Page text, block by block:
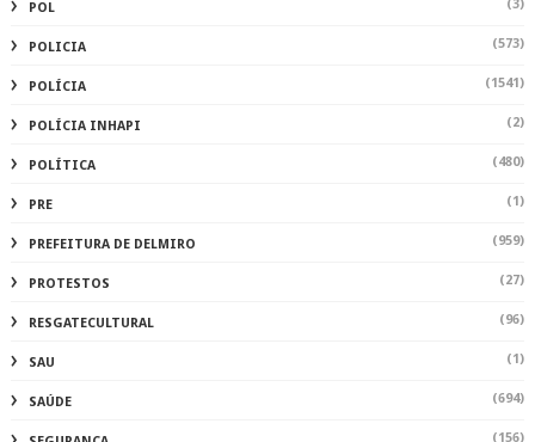
POL (3)
POLICIA (573)
POLÍCIA (1541)
POLÍCIA INHAPI (2)
POLÍTICA (480)
PRE (1)
PREFEITURA DE DELMIRO (959)
PROTESTOS (27)
RESGATECULTURAL (96)
SAU (1)
SAÚDE (694)
(156)